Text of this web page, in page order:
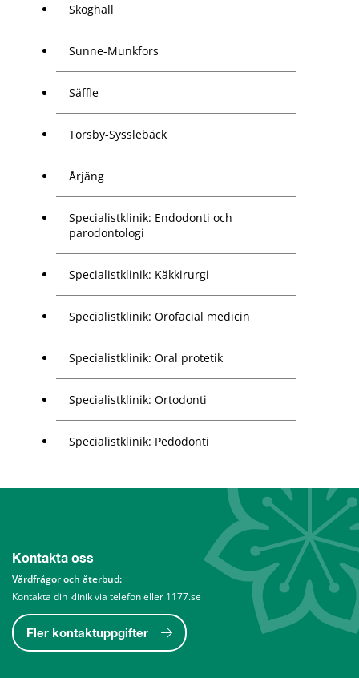
Skoghall
Sunne-Munkfors
Säffle
Torsby-Sysslebäck
Årjäng
Specialistklinik: Endodonti och
parodontologi
Specialistklinik: Käkkirurgi
Specialistklinik: Orofacial medicin
Specialistklinik: Oral protetik
Specialistklinik: Ortodonti
Specialistklinik: Pedodonti
Kontakta oss
Vårdfrågor och återbud:
Kontakta din klinik via telefon eller 1177.se
Fler kontaktuppgifter